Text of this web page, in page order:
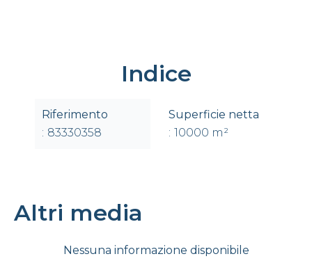
Indice
Riferimento
83330358
Superficie netta
10000 m²
Altri media
Nessuna informazione disponibile